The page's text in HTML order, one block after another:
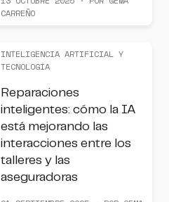
CARREÑO
INTELIGENCIA ARTIFICIAL Y
TECNOLOGÍA
Reparaciones
inteligentes: cómo la IA
está mejorando las
interacciones entre los
talleres y las
aseguradoras